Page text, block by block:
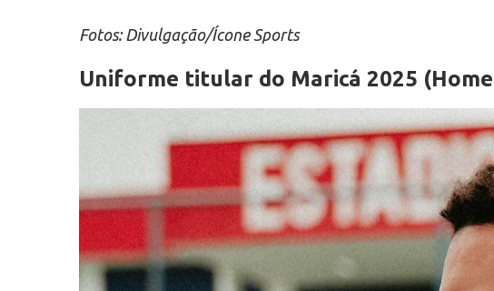
Fotos: Divulgação/Ícone Sports
Uniforme titular do Maricá 2025